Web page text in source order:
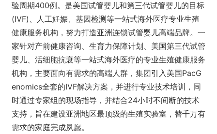
验周期400例。是美国试管婴儿和第三代试管婴儿的目标
(IVF)、人工妊娠、基因检测等一站式海外医疗专业生殖
健康服务机构，努力打造亚洲连锁试管婴儿高端品牌。一
家针对产前健康咨询、生育力保障计划、美国第三代试管
婴儿、活细胞抗衰等一站式海外医疗的专业生殖健康服务
机构，主要面向有需求的高端人群，集团引入美国PacG
enomics全套的IVF解决方案，并进行专业技术培训，同
时通过专家组的现场指导，并结合24小时不间断的技术
支持，旨在建设亚洲地区最顶级的生殖实验室，替千万有
需求的家庭完成夙愿。